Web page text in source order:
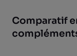
Comparatif